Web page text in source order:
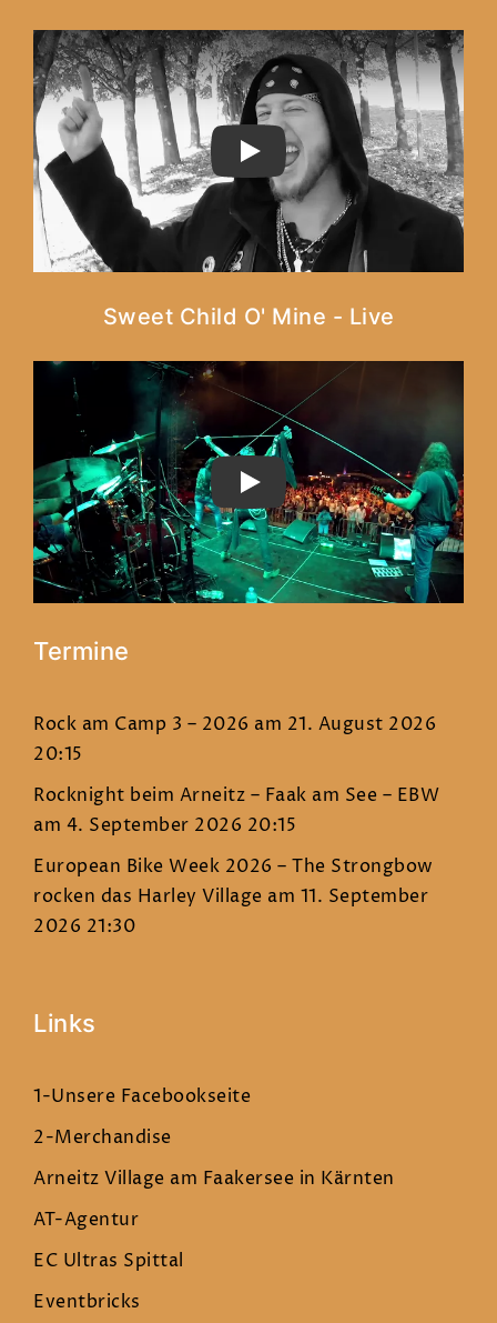
Sweet Child O' Mine - Live
Termine
Rock am Camp 3 – 2026 am 21. August 2026
20:15
Rocknight beim Arneitz – Faak am See – EBW
am 4. September 2026 20:15
European Bike Week 2026 – The Strongbow
rocken das Harley Village am 11. September
2026 21:30
Links
1-Unsere Facebookseite
2-Merchandise
Arneitz Village am Faakersee in Kärnten
AT-Agentur
EC Ultras Spittal
Eventbricks